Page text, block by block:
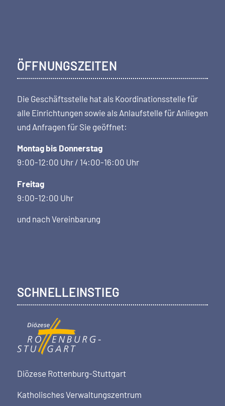
ÖFFNUNGSZEITEN
Die Geschäftsstelle hat als Koordi­nations­stelle für
alle Einrichtungen sowie als Anlaufstelle für Anliegen
und Anfragen für Sie geöffnet:
Montag bis Donnerstag
9:00-12:00 Uhr / 14:00-16:00 Uhr
Freitag
9:00-12:00 Uhr
und nach Vereinbarung
SCHNELLEINSTIEG
Diözese Rottenburg-Stuttgart
Katholisches Verwaltungszentrum